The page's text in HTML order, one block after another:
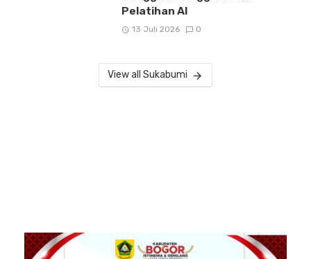
Pelatihan AI
13 Juli 2026 0
View all Sukabumi